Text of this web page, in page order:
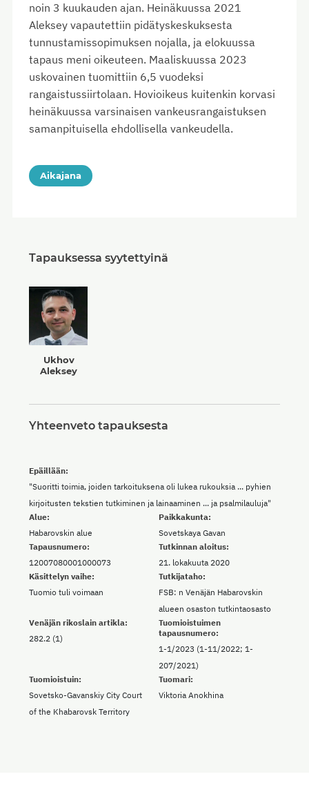
noin 3 kuukauden ajan. Heinäkuussa 2021
Aleksey vapautettiin pidätyskeskuksesta
tunnustamissopimuksen nojalla, ja elokuussa
tapaus meni oikeuteen. Maaliskuussa 2023
uskovainen tuomittiin 6,5 vuodeksi
rangaistussiirtolaan. Hovioikeus kuitenkin korvasi
heinäkuussa varsinaisen vankeusrangaistuksen
samanpituisella ehdollisella vankeudella.
Aikajana
Tapauksessa syytettyinä
Ukhov
Aleksey
Yhteenveto tapauksesta
Alue:
Habarovskin alue
Paikkakunta:
Sovetskaya Gavan
Epäillään:
"Suoritti toimia, joiden tarkoituksena oli lukea rukouksia ... pyhien
kirjoitusten tekstien tutkiminen ja lainaaminen ... ja psalmilauluja"
Tapausnumero:
12007080001000073
Tutkinnan aloitus:
21. lokakuuta 2020
Käsittelyn vaihe:
Tuomio tuli voimaan
Tutkijataho:
FSB: n Venäjän Habarovskin
alueen osaston tutkintaosasto
Venäjän rikoslain artikla:
282.2 (1)
Tuomioistuimen
tapausnumero:
1-1/2023 (1-11/2022; 1-
207/2021)
Tuomioistuin:
Sovetsko-Gavanskiy City Court
of the Khabarovsk Territory
Tuomari:
Viktoria Anokhina